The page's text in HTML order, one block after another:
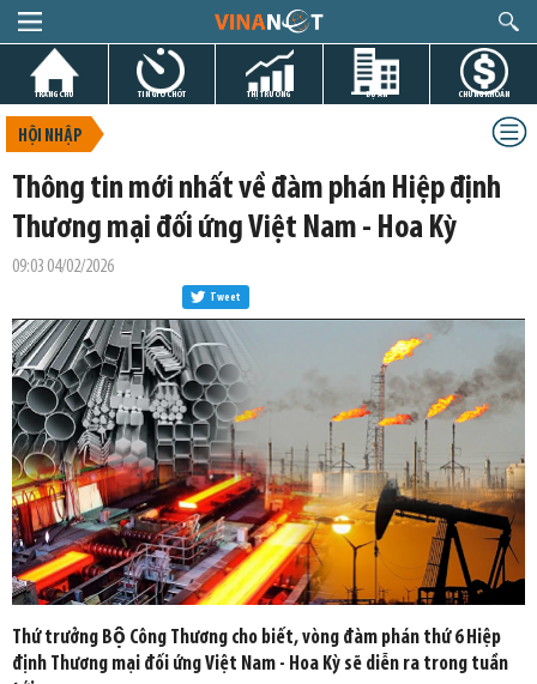
TRANG CHỦ TIN GIỜ CHÓT THỊ TRƯỜNG DỰ ÁN CHỨNG KHOÁN
HỘI NHẬP
Thông tin mới nhất về đàm phán Hiệp định
Thương mại đối ứng Việt Nam - Hoa Kỳ
09:03 04/02/2026
Tweet
Thứ trưởng Bộ Công Thương cho biết, vòng đàm phán thứ 6 Hiệp
định Thương mại đối ứng Việt Nam - Hoa Kỳ sẽ diễn ra trong tuần